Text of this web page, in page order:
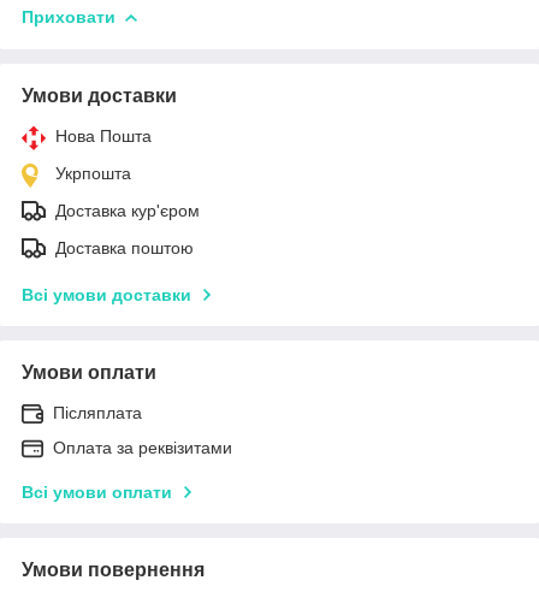
Приховати
Умови доставки
Нова Пошта
Укрпошта
Доставка кур'єром
Доставка поштою
Всі умови доставки
Умови оплати
Післяплата
Оплата за реквізитами
Всі умови оплати
Умови повернення